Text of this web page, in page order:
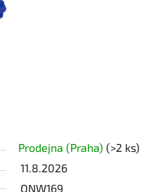
Prodejna (Praha) (>2 ks)
11.8.2026
ONW169